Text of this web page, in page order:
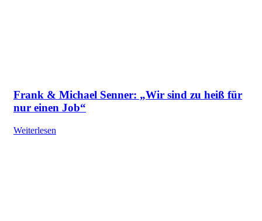
Frank & Michael Senner: „Wir sind zu heiß für
nur einen Job“
Weiterlesen